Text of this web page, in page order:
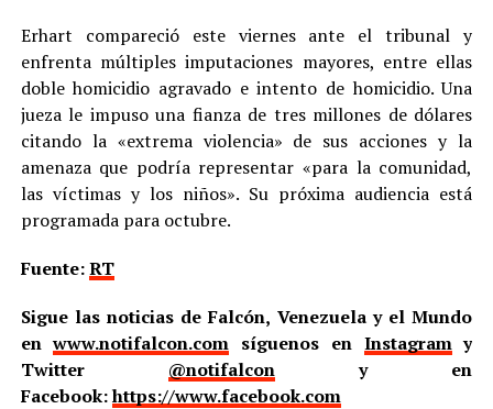
Erhart compareció este viernes ante el tribunal y
enfrenta múltiples imputaciones mayores, entre ellas
doble homicidio agravado e intento de homicidio. Una
jueza le impuso una fianza de tres millones de dólares
citando la «extrema violencia» de sus acciones y la
amenaza que podría representar «para la comunidad,
las víctimas y los niños». Su próxima audiencia está
programada para octubre.
Fuente:RT
Sigue las noticias de Falcón, Venezuela y el Mundo
enwww.notifalcon.com síguenos en Instagramy
Twitter @notifalcony en
Facebook:https://www.facebook.com